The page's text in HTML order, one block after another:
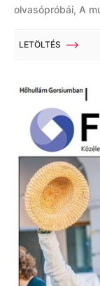
olvasópróbái, A
LETÖLTÉS